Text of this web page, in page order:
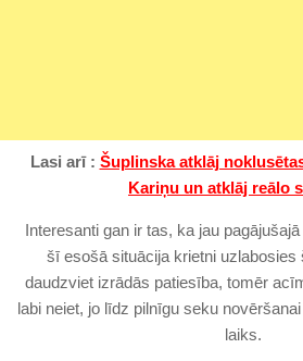
Lasi arī : Šuplinska atklāj
Kariņu un atklāj reālo
Interesanti gan ir tas, ka jau
šī esošā situācija krietni uzlabosies
daudzviet izrādās patiesība, tomēr
labi neiet, jo līdz pilnīgu seku
laiks.